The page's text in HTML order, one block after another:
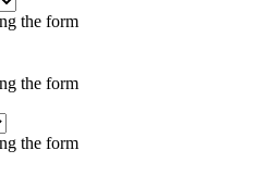
the form
the form
the form